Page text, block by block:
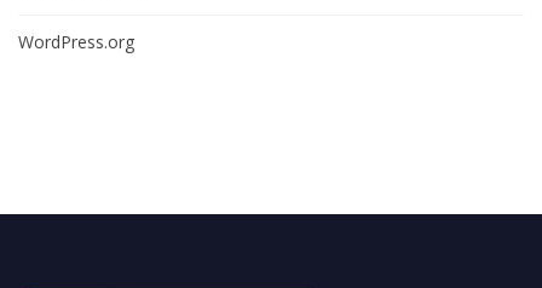
WordPress.org